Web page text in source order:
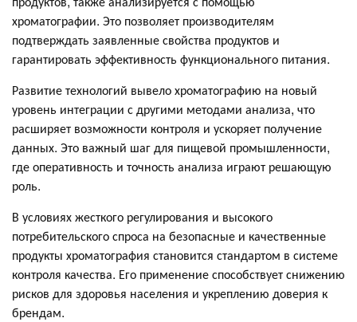
хроматографии. Это позволяет производителям
подтверждать заявленные свойства продуктов и
гарантировать эффективность функционального питания.
Развитие технологий вывело хроматографию на новый
уровень интеграции с другими методами анализа, что
расширяет возможности контроля и ускоряет получение
данных. Это важный шаг для пищевой промышленности,
где оперативность и точность анализа играют решающую
роль.
В условиях жесткого регулирования и высокого
потребительского спроса на безопасные и качественные
продукты хроматография становится стандартом в системе
контроля качества. Его применение способствует снижению
рисков для здоровья населения и укреплению доверия к
брендам.